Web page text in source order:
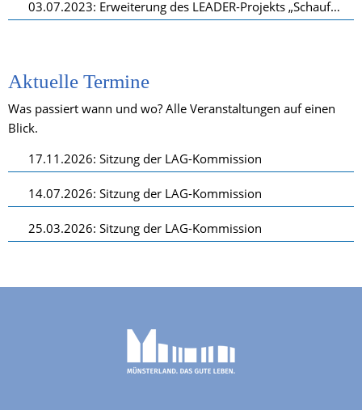
03.07.2023: Erweiterung des LEADER-Projekts „Schaufenster der Wirtschaft” um ein weiteres Highlight
Aktuelle Termine
Was passiert wann und wo? Alle Veranstaltungen auf einen
Blick.
17.11.2026: Sitzung der LAG-Kommission
14.07.2026: Sitzung der LAG-Kommission
25.03.2026: Sitzung der LAG-Kommission